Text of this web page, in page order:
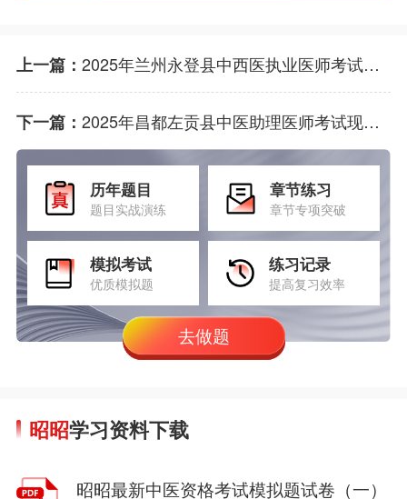
上一篇： 2025年兰州永登县中西医执业医师考试现场审核通知
下一篇： 2025年昌都左贡县中医助理医师考试现场审核公告
历年题目
题目实战演练
章节练习
章节专项突破
模拟考试
优质模拟题
练习记录
提高复习效率
去做题
昭昭学习资料下载
昭昭最新中医资格考试模拟题试卷（一）